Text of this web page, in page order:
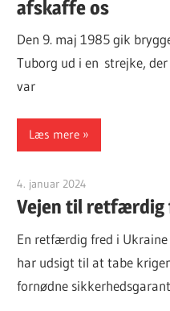
afskaffe os
Den 9. maj 1985 gik
Tuborg ud i en strejke,
var
Læs mere
4. januar 2024
Vejen til retfærdig
En retfærdig fred i
har udsigt til at tabe
fornødne